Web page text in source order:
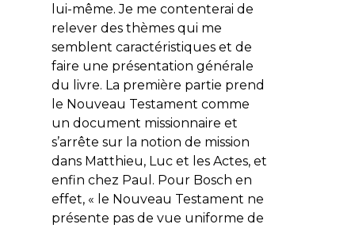
lui-même. Je me contenterai de
relever des thèmes qui me
semblent caractéristiques et de
faire une présentation générale
du livre. La première partie prend
le Nouveau Testament comme
un document missionnaire et
s’arrête sur la notion de mission
dans Matthieu, Luc et les Actes, et
enfin chez Paul. Pour Bosch en
effet, « le Nouveau Testament ne
présente pas de vue uniforme de